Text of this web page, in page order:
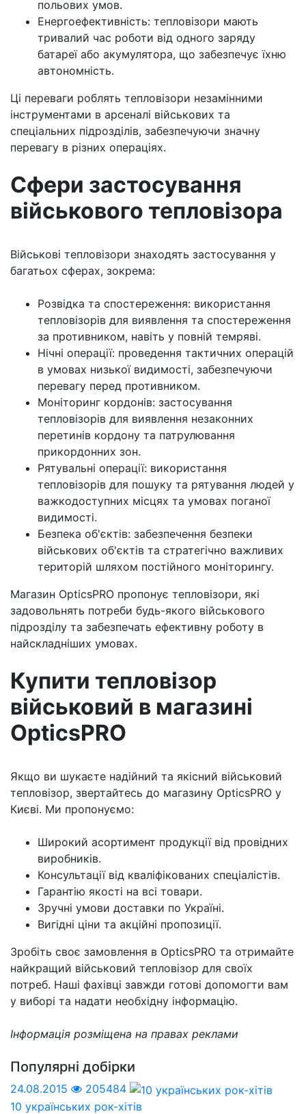
польових умов.
Енергоефективність: тепловізори мають
тривалий час роботи від одного заряду
батареї або акумулятора, що забезпечує їхню
автономність.
Ці переваги роблять тепловізори незамінними
інструментами в арсеналі військових та
спеціальних підрозділів, забезпечуючи значну
перевагу в різних операціях.
Сфери застосування
військового тепловізора
Військові тепловізори знаходять застосування у
багатьох сферах, зокрема:
Розвідка та спостереження: використання
тепловізорів для виявлення та спостереження
за противником, навіть у повній темряві.
Нічні операції: проведення тактичних операцій
в умовах низької видимості, забезпечуючи
перевагу перед противником.
Моніторинг кордонів: застосування
тепловізорів для виявлення незаконних
перетинів кордону та патрулювання
прикордонних зон.
Рятувальні операції: використання
тепловізорів для пошуку та рятування людей у
важкодоступних місцях та умовах поганої
видимості.
Безпека об'єктів: забезпечення безпеки
військових об'єктів та стратегічно важливих
територій шляхом постійного моніторингу.
Магазин OpticsPRO пропонує тепловізори, які
задовольнять потреби будь-якого військового
підрозділу та забезпечать ефективну роботу в
найскладніших умовах.
Купити тепловізор
військовий в магазині
OpticsPRO
Якщо ви шукаєте надійний та якісний військовий
тепловізор, звертайтесь до магазину OpticsPRO у
Києві. Ми пропонуємо:
Широкий асортимент продукції від провідних
виробників.
Консультації від кваліфікованих спеціалістів.
Гарантію якості на всі товари.
Зручні умови доставки по Україні.
Вигідні ціни та акційні пропозиції.
Зробіть своє замовлення в OpticsPRO та отримайте
найкращий військовий тепловізор для своїх
потреб. Наші фахівці завжди готові допомогти вам
у виборі та надати необхідну інформацію.
Інформація розміщена на правах реклами
Популярні добірки
24.08.2015
205484
10 українських рок-хітів